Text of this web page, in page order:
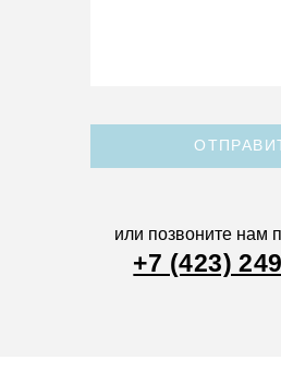
или позвоните нам
+7 (423)